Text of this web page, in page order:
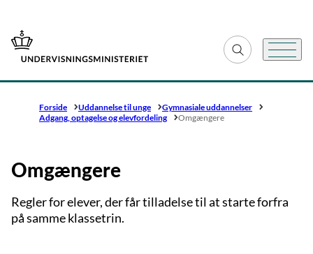
Gå til forsiden Fold søgefelt ud
Menu
Forside Uddannelse til unge
Gymnasiale uddannelser
Adgang, optagelse og elevfordeling
Omgængere
Omgængere
Regler for elever, der får tilladelse til at starte forfra
på samme klassetrin.